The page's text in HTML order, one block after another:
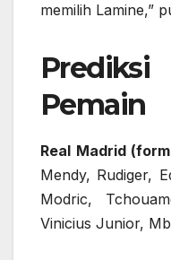
memilih Lamine,”
Pemain
Real Madrid
Mendy, Rudiger,
Modric,
Vinicius Junior,